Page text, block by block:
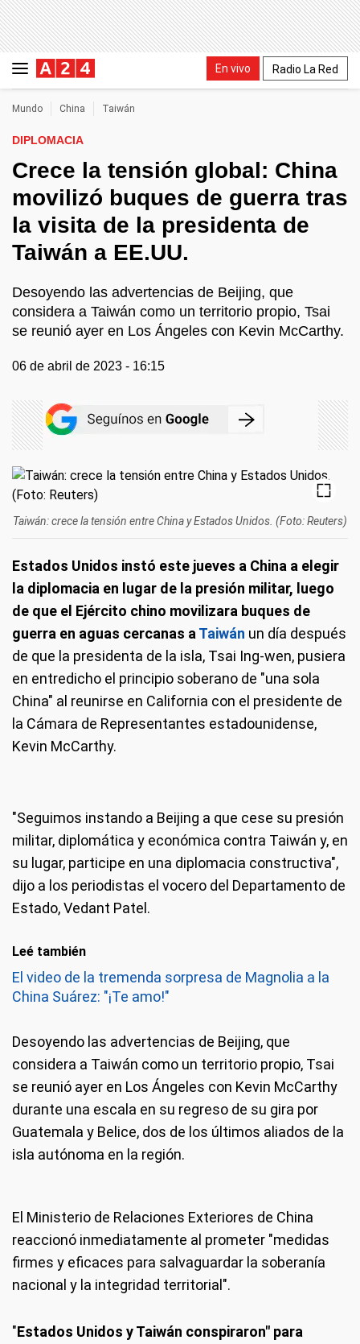
En vivo Radio La Red
Mundo China Taiwán
DIPLOMACIA
Crece la tensión global: China
movilizó buques de guerra tras
la visita de la presidenta de
Taiwán a EE.UU.
Desoyendo las advertencias de Beijing, que
considera a Taiwán como un territorio propio, Tsai
se reunió ayer en Los Ángeles con Kevin McCarthy.
06 de abril de 2023 - 16:15
Taiwán: crece la tensión entre China y Estados Unidos. (Foto: Reuters)
Estados Unidos instó este jueves a China a elegir
la diplomacia en lugar de la presión militar, luego
de que el Ejército chino movilizara buques de
guerra en aguas cercanas a Taiwán un día después
de que la presidenta de la isla, Tsai Ing-wen, pusiera
en entredicho el principio soberano de "una sola
China" al reunirse en California con el presidente de
la Cámara de Representantes estadounidense,
Kevin McCarthy.
"Seguimos instando a Beijing a que cese su presión
militar, diplomática y económica contra Taiwán y, en
su lugar, participe en una diplomacia constructiva",
dijo a los periodistas el vocero del Departamento de
Estado, Vedant Patel.
Leé también
El video de la tremenda sorpresa de Magnolia a la
China Suárez: "¡Te amo!"
Desoyendo las advertencias de Beijing, que
considera a Taiwán como un territorio propio, Tsai
se reunió ayer en Los Ángeles con Kevin McCarthy
durante una escala en su regreso de su gira por
Guatemala y Belice, dos de los últimos aliados de la
isla autónoma en la región.
El Ministerio de Relaciones Exteriores de China
reaccionó inmediatamente al prometer "medidas
firmes y eficaces para salvaguardar la soberanía
nacional y la integridad territorial".
"Estados Unidos y Taiwán conspiraron" para